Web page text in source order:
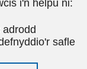
i'n helpu ni:
safle